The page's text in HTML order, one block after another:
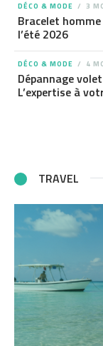
DÉCO & MODE 3
Bracelet
l’été 2026
DÉCO & MODE 4
Dépannage
L’expertise à
TRAVEL